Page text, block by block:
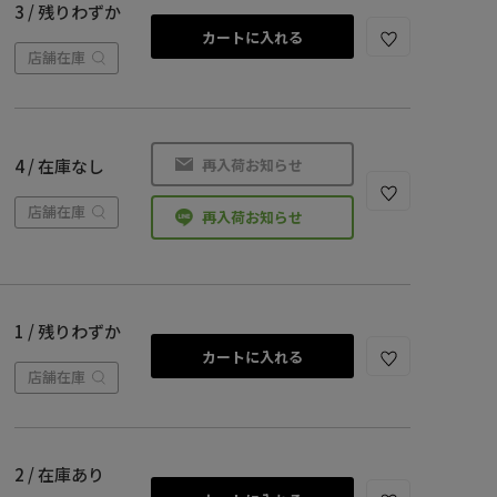
3 / 残りわずか
店舗在庫
カートに入れる
4 / 在庫なし
店舗在庫
再入荷お知らせ
再入荷お知らせ
1 / 残りわずか
店舗在庫
カートに入れる
2 / 在庫あり